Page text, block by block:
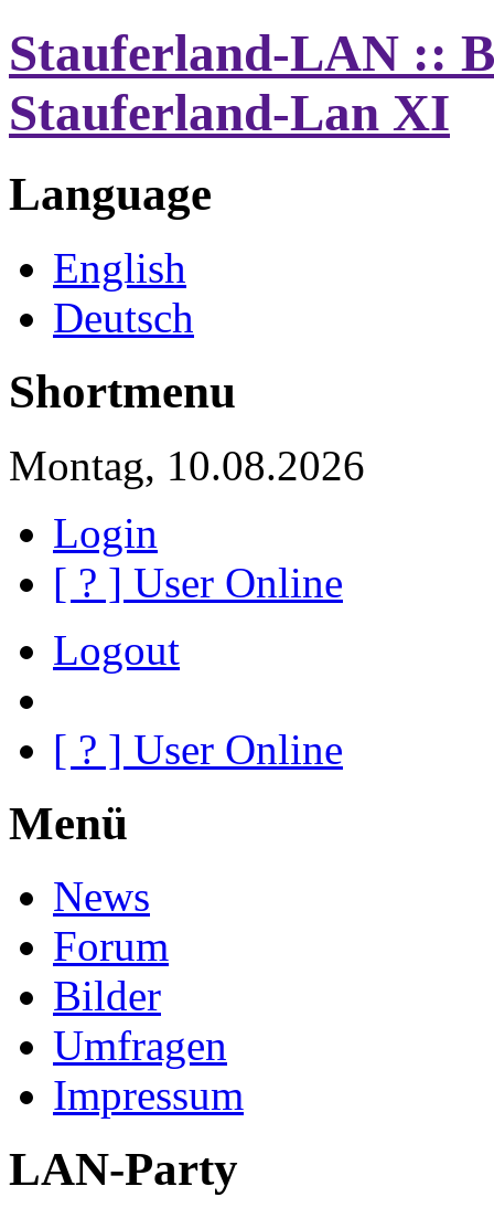
Stauferland-LAN ::
Stauferland-Lan XI
Language
English
Deutsch
Shortmenu
Montag, 10.08.2026
Login
[ ? ] User Online
Logout
[ ? ] User Online
Menü
News
Forum
Bilder
Umfragen
Impressum
LAN-Party